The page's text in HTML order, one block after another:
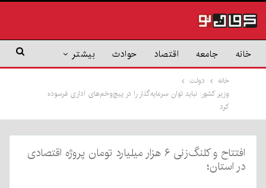
خانه جامعه اقتصاد حوادث بیشتر
خانه
دولت
وزیر کشور: نباید توان سرمایه‌گذار را در پیچ‌و‌خم‌های اداری فرسوده
کرد
افتتاح و کلنگ‌زنی ۶ هزار میلیارد تومان پروژه اقتصادی
در استان؛